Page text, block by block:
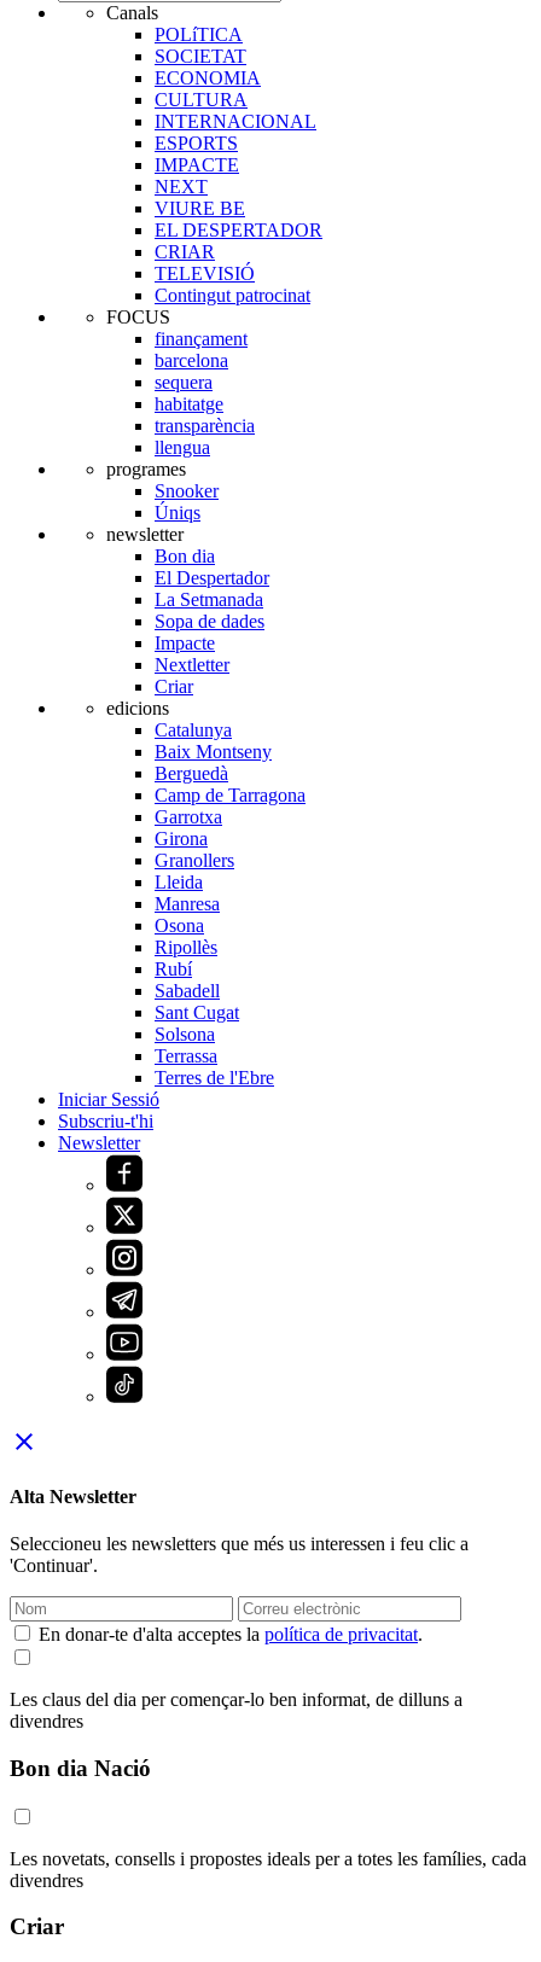
Canals
POLíTICA
SOCIETAT
ECONOMIA
CULTURA
INTERNACIONAL
ESPORTS
IMPACTE
NEXT
VIURE BE
EL DESPERTADOR
CRIAR
TELEVISIÓ
Contingut patrocinat
FOCUS
finançament
barcelona
sequera
habitatge
transparència
llengua
programes
Snooker
Úniqs
newsletter
Bon dia
El Despertador
La Setmanada
Sopa de dades
Impacte
Nextletter
Criar
edicions
Catalunya
Baix Montseny
Berguedà
Camp de Tarragona
Garrotxa
Girona
Granollers
Lleida
Manresa
Osona
Ripollès
Rubí
Sabadell
Sant Cugat
Solsona
Terrassa
Terres de l'Ebre
Iniciar Sessió
Subscriu-t'hi
Newsletter
close
Alta Newsletter
Seleccioneu les newsletters que més us interessen i feu clic a
'Continuar'.
En donar-te d'alta acceptes la política de privacitat.
Les claus del dia per començar-lo ben informat, de dilluns a
divendres
Bon dia Nació
Les novetats, consells i propostes ideals per a totes les famílies, cada
divendres
Criar